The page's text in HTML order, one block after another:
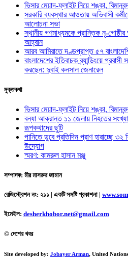
ভিসার মেয়াদ-ফ্লাইট নিয়ে শঙ্কা,
সরকারি ব্যবস্থার আওতায় অভিবাসী
আলোচনা সভা
স্থানীয় গণমাধ্যমকে প্রান্তিক নৃ-
আহ্বান
আরব আমিরাতে দণ্ডপ্রাপ্ত ৫৭
বাংলাদেশের ইতিবাচক ব্র্যান্ডিংয়ে
করছেন: দুবাই কনসাল জেনারেল
মুক্তকথা
ভিসার মেয়াদ-ফ্লাইট নিয়ে শঙ্কা,
বন্যা আক্রান্ত ১১ জেলায় নিহতের
রূপকথাদের ছুটি
পানিতে ডুবে প্রতিদিন প্রাণ হারাচ্ছে ৩২
উদ্যোগ
স্মরণ: কামরুল হাসান মঞ্জু
সম্পাদক: মীর মাসরুর জামান
রেজিস্ট্রেশন নং: ২১১ | একটি সমষ্টি প্রকাশনা |
ইমেইল: desherkhobor.net@gmail.com
© দেশের খবর
Site developed by: Jobayer Arman, United